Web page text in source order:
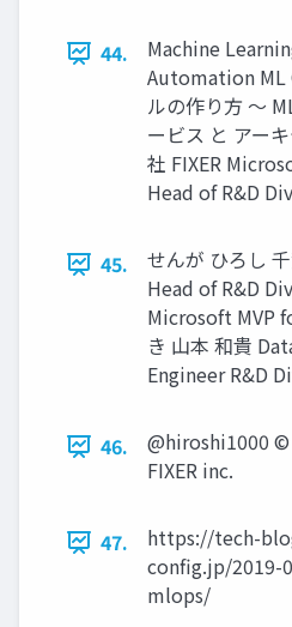
44.
Machine
Automation ML
ルの作り⽅ 〜
ービス と アー
社 FIXER
Head of R&D
45.
せんが ひろし
Head of R&D
Microsoft MVP
き ⼭本 和貴
Engineer R&D
46.
@hiroshi1000 ©
FIXER inc.
47.
https://tech-
config.jp/2019-
mlops/